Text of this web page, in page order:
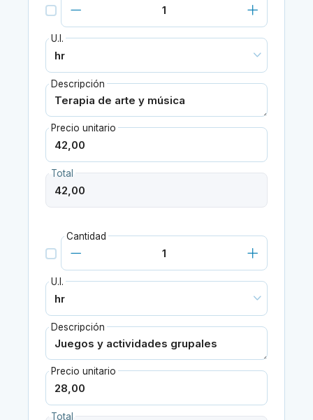
U.I.
Descripción
Precio unitario
Total
Cantidad
U.I.
Descripción
Precio unitario
Total